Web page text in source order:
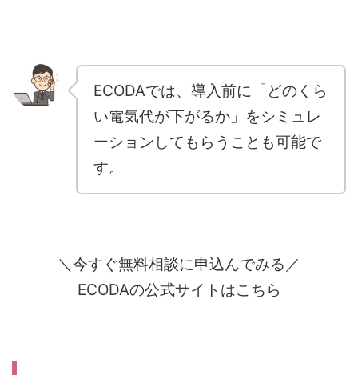
ECODAでは、導入前に「どのくら
い電気代が下がるか」をシミュレ
ーションしてもらうことも可能で
す。
＼今すぐ無料相談に申込んでみる／
ECODAの公式サイトはこちら